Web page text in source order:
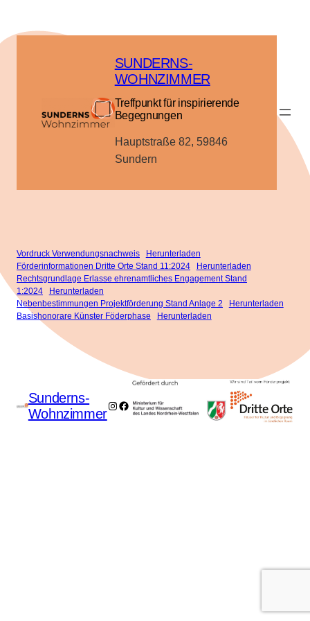
SUNDERNS-
WOHNZIMMER
Treffpunkt für inspirierende
Begegnungen
Hauptstraße 82, 59846
Sundern
Vordruck Verwendungsnachweis
Herunterladen
Förderinformationen Dritte Orte Stand 11:2024
Herunterladen
Rechtsgrundlage Erlasse ehrenamtliches Engagement Stand
1:2024
Herunterladen
Nebenbestimmungen Projektförderung Stand Anlage 2
Herunterladen
Basishonorare Künster Föderphase
Herunterladen
Sunderns-
Wohnzimmer
Instagram
Facebook